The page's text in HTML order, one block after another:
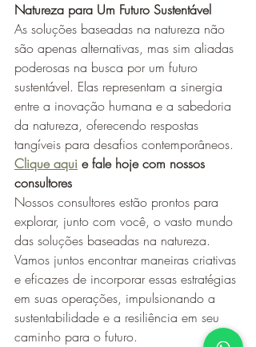
Natureza para Um Futuro Sustentável
As soluções baseadas na natureza não
são apenas alternativas, mas sim aliadas
poderosas na busca por um futuro
sustentável. Elas representam a sinergia
entre a inovação humana e a sabedoria
da natureza, oferecendo respostas
tangíveis para desafios contemporâneos.
Clique aqui e fale hoje com nossos
consultores
Nossos consultores estão prontos para
explorar, junto com você, o vasto mundo
das soluções baseadas na natureza.
Vamos juntos encontrar maneiras criativas
e eficazes de incorporar essas estratégias
em suas operações, impulsionando a
sustentabilidade e a resiliência em seu
caminho para o futuro.